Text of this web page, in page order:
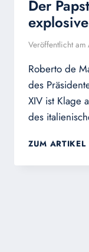
Der
Veröffentlicht am
Roberto de
des
XIV ist Klage
des
ZUM ARTIKEL